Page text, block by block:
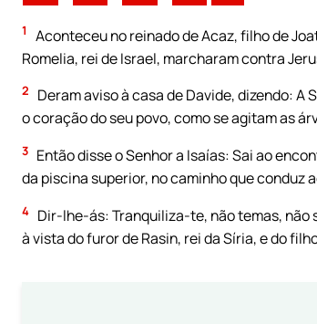
1
Aconteceu no reinado de Acaz, filho de
Romelia, rei de Israel, marcharam contra
2
Deram aviso à casa de Davide, dizendo:
o coração do seu povo, como se agitam as
3 Então disse o Senhor a Isaías: Sai ao
da piscina superior, no caminho que conduz
4 Dir-lhe-ás: Tranquiliza-te, não temas,
à vista do furor de Rasin, rei da Síria, e do